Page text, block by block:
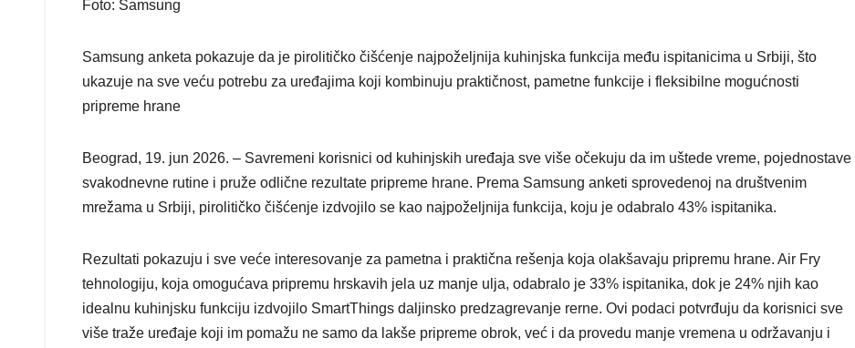
Foto: Samsung
Samsung anketa pokazuje da je pirolitičko čišćenje najpoželjnija kuhinjska funkcija među ispitanicima u Srbiji, što
ukazuje na sve veću potrebu za uređajima koji kombinuju praktičnost, pametne funkcije i fleksibilne mogućnosti
pripreme hrane
Beograd, 19. jun 2026. – Savremeni korisnici od kuhinjskih uređaja sve više očekuju da im uštede vreme, pojednostave
svakodnevne rutine i pruže odlične rezultate pripreme hrane. Prema Samsung anketi sprovedenoj na društvenim
mrežama u Srbiji, pirolitičko čišćenje izdvojilo se kao najpoželjnija funkcija, koju je odabralo 43% ispitanika.
Rezultati pokazuju i sve veće interesovanje za pametna i praktična rešenja koja olakšavaju pripremu hrane. Air Fry
tehnologiju, koja omogućava pripremu hrskavih jela uz manje ulja, odabralo je 33% ispitanika, dok je 24% njih kao
idealnu kuhinjsku funkciju izdvojilo SmartThings daljinsko predzagrevanje rerne. Ovi podaci potvrđuju da korisnici sve
više traže uređaje koji im pomažu ne samo da lakše pripreme obrok, već i da provedu manje vremena u održavanju i